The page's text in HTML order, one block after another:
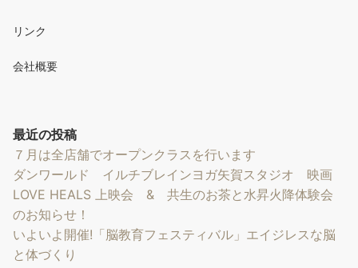
リンク
会社概要
最近の投稿
７月は全店舗でオープンクラスを行います
ダンワールド イルチブレインヨガ矢賀スタジオ 映画
LOVE HEALS 上映会 & 共生のお茶と水昇火降体験会
のお知らせ！
いよいよ開催!「脳教育フェスティバル」エイジレスな脳
と体づくり